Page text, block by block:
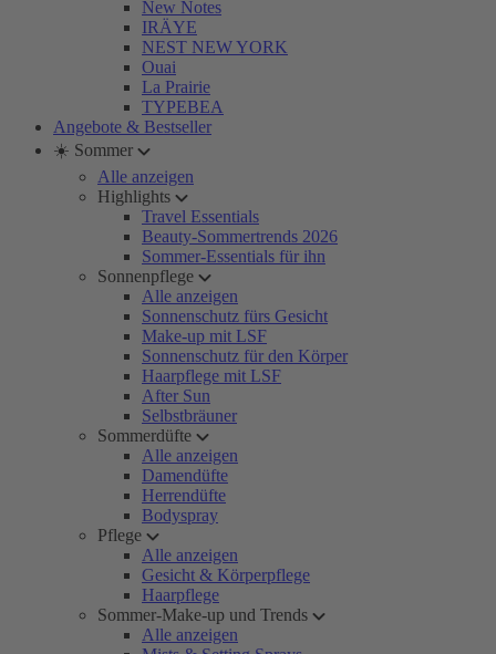
New Notes
IRÄYE
NEST NEW YORK
Ouai
La Prairie
TYPEBEA
Angebote & Bestseller
☀️ Sommer
Alle anzeigen
Highlights
Travel Essentials
Beauty-Sommertrends 2026
Sommer-Essentials für ihn
Sonnenpflege
Alle anzeigen
Sonnenschutz fürs Gesicht
Make-up mit LSF
Sonnenschutz für den Körper
Haarpflege mit LSF
After Sun
Selbstbräuner
Sommerdüfte
Alle anzeigen
Damendüfte
Herrendüfte
Bodyspray
Pflege
Alle anzeigen
Gesicht & Körperpflege
Haarpflege
Sommer-Make-up und Trends
Alle anzeigen